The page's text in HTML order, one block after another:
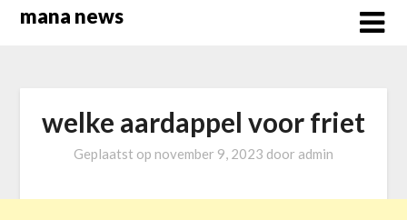
Overslaan
mana news
welke aardappel voor friet
Geplaatst op november 9, 2023 door admin